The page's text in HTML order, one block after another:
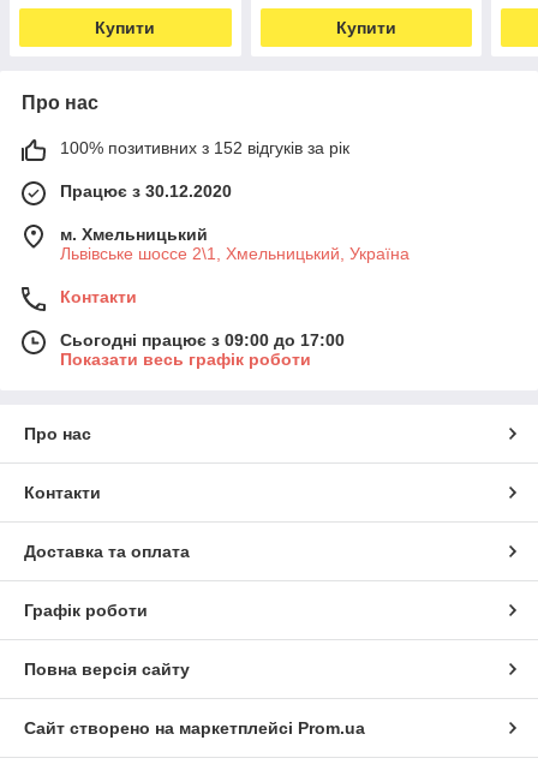
Купити Купити
Про нас
100% позитивних з 152 відгуків за рік
Працює з 30.12.2020
м. Хмельницький
Львівське шоссе 2\1, Хмельницький, Україна
Контакти
Сьогодні працює з 09:00 до 17:00
Показати весь графік роботи
Про нас
Контакти
Доставка та оплата
Графік роботи
Повна версія сайту
Сайт створено на маркетплейсі Prom.ua